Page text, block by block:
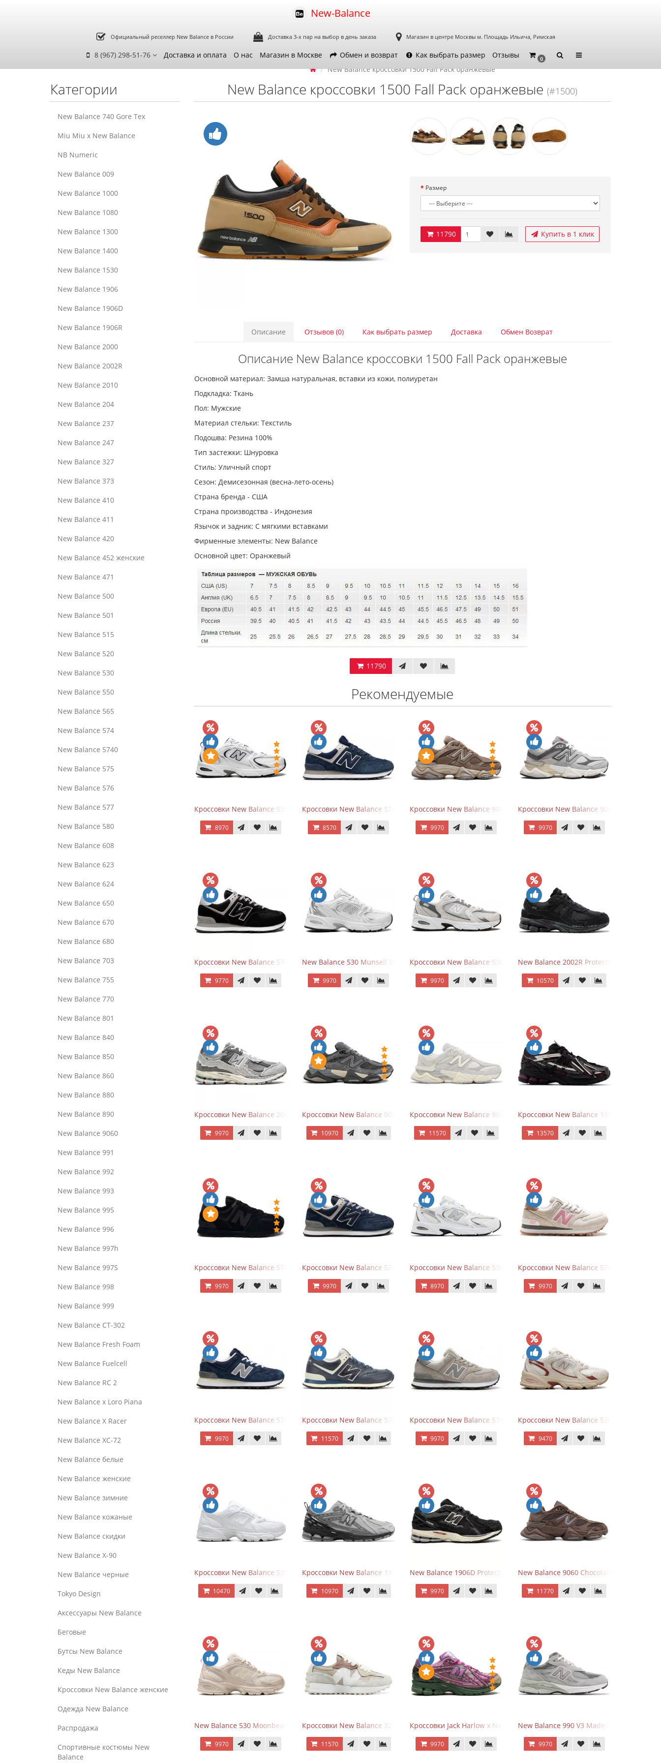
New-Balance
Официальный реселлер New Balance в России Доставка 3-х пар на выбор в день заказа Магазин в центре Москвы м. Площадь Ильича, Римская
8 (967) 298-51-76 Доставка и оплата О нас Магазин в Москве Обмен и возврат Как выбрать размер Отзывы 0
Категории
New Balance 740 Gore Tex
Miu Miu x New Balance
NB Numeric
New Balance 009
New Balance 1000
New Balance 1080
New Balance 1300
New Balance 1400
New Balance 1530
New Balance 1906
New Balance 1906D
New Balance 1906R
New Balance 2000
New Balance 2002R
New Balance 2010
New Balance 204
New Balance 237
New Balance 247
New Balance 327
New Balance 373
New Balance 410
New Balance 411
New Balance 420
New Balance 452 женские
New Balance 471
New Balance 500
New Balance 501
New Balance 515
New Balance 520
New Balance 530
New Balance 550
New Balance 565
New Balance 574
New Balance 5740
New Balance 575
New Balance 576
New Balance 577
New Balance 580
New Balance 608
New Balance 623
New Balance 624
New Balance 650
New Balance 670
New Balance 680
New Balance 703
New Balance 755
New Balance 770
New Balance 801
New Balance 840
New Balance 850
New Balance 860
New Balance 880
New Balance 890
New Balance 9060
New Balance 991
New Balance 992
New Balance 993
New Balance 995
New Balance 996
New Balance 997h
New Balance 997S
New Balance 998
New Balance 999
New Balance CT-302
New Balance Fresh Foam
New Balance Fuelcell
New Balance RC 2
New Balance x Loro Piana
New Balance X Racer
New Balance XC-72
New Balance белые
New Balance женские
New Balance зимние
New Balance кожаные
New Balance скидки
New Balance Х-90
New Balance черные
Tokyo Design
Аксессуары New Balance
Беговые
Бутсы New Balance
Кеды New Balance
Кроссовки New Balance женские
Одежда New Balance
Распродажа
Спортивные костюмы New
Balance
New Balance кроссовки 1500 Fall Pack оранжевые
New Balance кроссовки 1500 Fall Pack оранжевые (#1500)
Размер
11790 Купить в 1 клик
Описание Отзывов (0) Как выбрать размер Доставка Обмен Возврат
Описание New Balance кроссовки 1500 Fall Pack оранжевые
Основной материал: Замша натуральная, вставки из кожи, полиуретан
Подкладка: Ткань
Пол: Мужские
Материал стельки: Текстиль
Подошва: Резина 100%
Тип застежки: Шнуровка
Стиль: Уличный спорт
Сезон: Демисезонная (весна-лето-осень)
Страна бренда - США
Страна производства - Индонезия
Язычок и задник: С мягкими вставками
Фирменные элементы: New Balance
Основной цвет: Оранжевый
11790
Рекомендуемые
Кроссовки New Balance 530 White Silver Navy
8970
Кроссовки New Balance 574 Navy Blue White
8570
Кроссовки New Balance 9060 Mushroom
9970
Кроссовки New Balance 9060 Rain Cloud
9970
Кроссовки New Balance 574 Evergreen Black
9770
New Balance 530 Munsell White Silver
9970
Кроссовки New Balance 530 Grey Matter Harbor Grey
9970
New Balance 2002R Protection Phantom
10570
Кроссовки New Balance 2002R Protection Pack Grey
9970
Кроссовки New Balance 9060 x Joe Freshgoods Dark Grey
10970
Кроссовки New Balance 9060 Quartz Grey
11570
Кроссовки New Balance 1906A Dragon
13570
Кроссовки New Balance 574 All Black
9970
Кроссовки New Balance 574 Navy Blue Grey
9970
Кроссовки New Balance 530 White Silver Metallic
8970
Кроссовки New Balance 574 Power Beige
9970
Кроссовки New Balance 574 Classic Blue Grey
9970
Кроссовки New Balance 574 Classic Blue White Leather
11570
Кроссовки New Balance 574 Silver Summer Fog
9970
Кроссовки New Balance 530 Festival Pack
9470
Кроссовки New Balance 530 Total White Silver
10470
Кроссовки New Balance 1906R Brighton Grey
10970
New Balance 1906D Protection Pack Black черные
9970
New Balance 9060 Chocolate Brown
11770
New Balance 530 Moonbeam Sea Salt
9970
Кроссовки New Balance 327 Beige Pink
11570
Кроссовки Jack Harlow x New Balance 1906r Kentucky Derby
9970
New Balance 990 V3 Made in USA Grey
9970